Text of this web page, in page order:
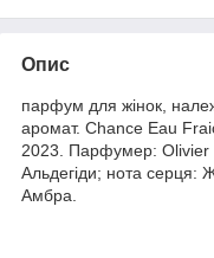
Опис
парфум для жінок,
аромат. Chance Eau
2023. Парфумер: Olivier
Альдегіди; нота серця:
Амбра.